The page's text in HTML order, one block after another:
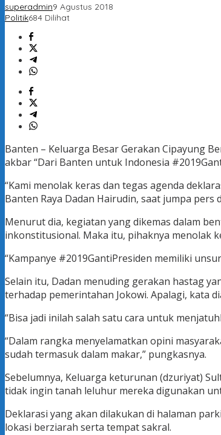
superadmin9 Agustus 2018
Politik684 Dilihat
Banten – Keluarga Besar Gerakan Cipayung
akbar “Dari Banten untuk Indonesia
“Kami menolak keras dan tegas agenda
Banten Raya Dadan Hairudin, saat jumpa pers
Menurut dia, kegiatan yang dikemas dalam
inkonstitusional. Maka itu, pihaknya menolak
“Kampanye #2019GantiPresiden memiliki
Selain itu, Dadan menuding gerakan hastag
terhadap pemerintahan Jokowi. Apalagi, kata
“Bisa jadi inilah salah satu cara untuk
“Dalam rangka menyelamatkan opini
sudah termasuk dalam makar,” pungkasnya.
Sebelumnya, Keluarga keturunan (dzuriyat)
tidak ingin tanah leluhur mereka digunakan
Deklarasi yang akan dilakukan di halaman
lokasi berziarah serta tempat sakral.